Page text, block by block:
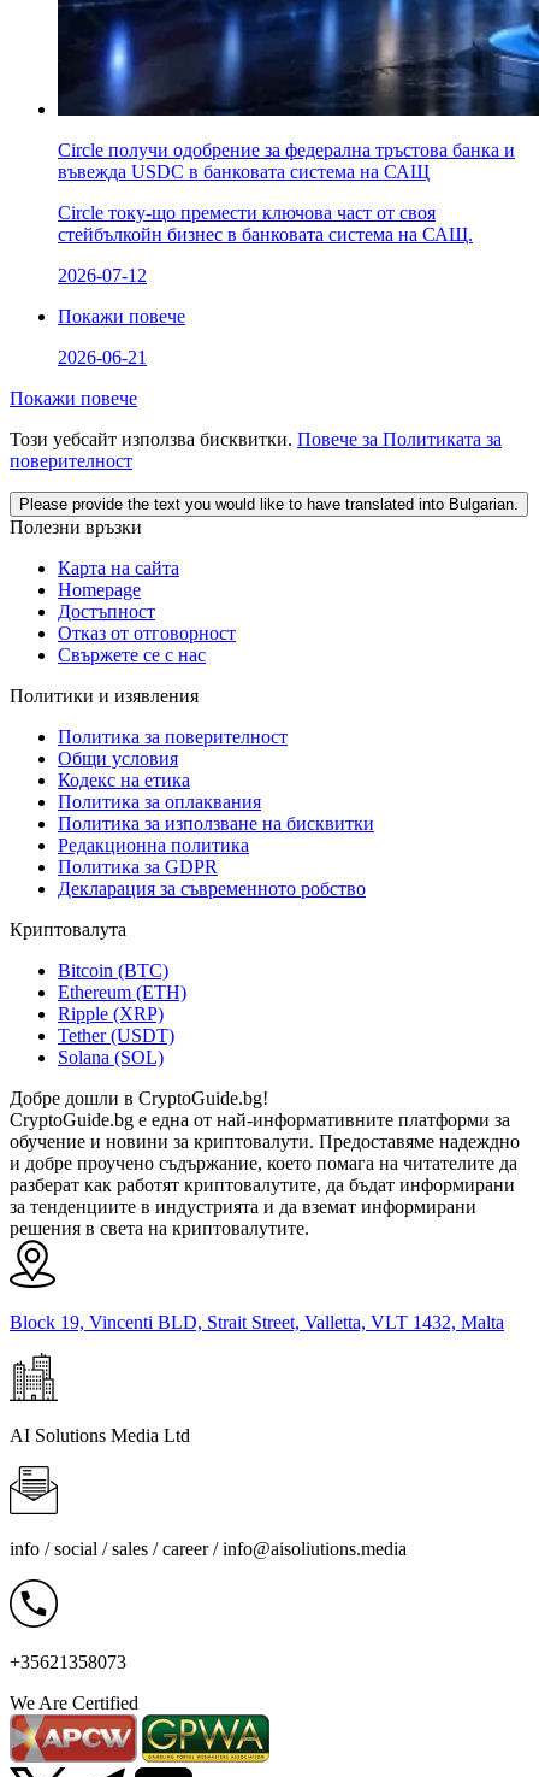
Circle получи одобрение за федерална тръстова банка и
въвежда USDC в банковата система на САЩ
Circle току-що премести ключова част от своя
стейбълкойн бизнес в банковата система на САЩ.
2026-07-12
Покажи повече
2026-06-21
Покажи повече
Този уебсайт използва бисквитки. Повече за Политиката за
поверителност
Please provide the text you would like to have translated into Bulgarian.
Полезни връзки
Карта на сайта
Homepage
Достъпност
Отказ от отговорност
Свържете се с нас
Политики и изявления
Политика за поверителност
Общи условия
Кодекс на етика
Политика за оплаквания
Политика за използване на бисквитки
Редакционна политика
Политика за GDPR
Декларация за съвременното робство
Криптовалута
Bitcoin (BTC)
Ethereum (ETH)
Ripple (XRP)
Tether (USDT)
Solana (SOL)
Добре дошли в CryptoGuide.bg!
CryptoGuide.bg е една от най-информативните платформи за
обучение и новини за криптовалути. Предоставяме надеждно
и добре проучено съдържание, което помага на читателите да
разберат как работят криптовалутите, да бъдат информирани
за тенденциите в индустрията и да вземат информирани
решения в света на криптовалутите.
Block 19, Vincenti BLD, Strait Street, Valletta, VLT 1432, Malta
AI Solutions Media Ltd
info / social / sales / career /info@aisoliutions.media
+35621358073
We Are Certified